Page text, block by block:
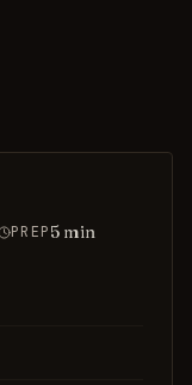
PREP5 min